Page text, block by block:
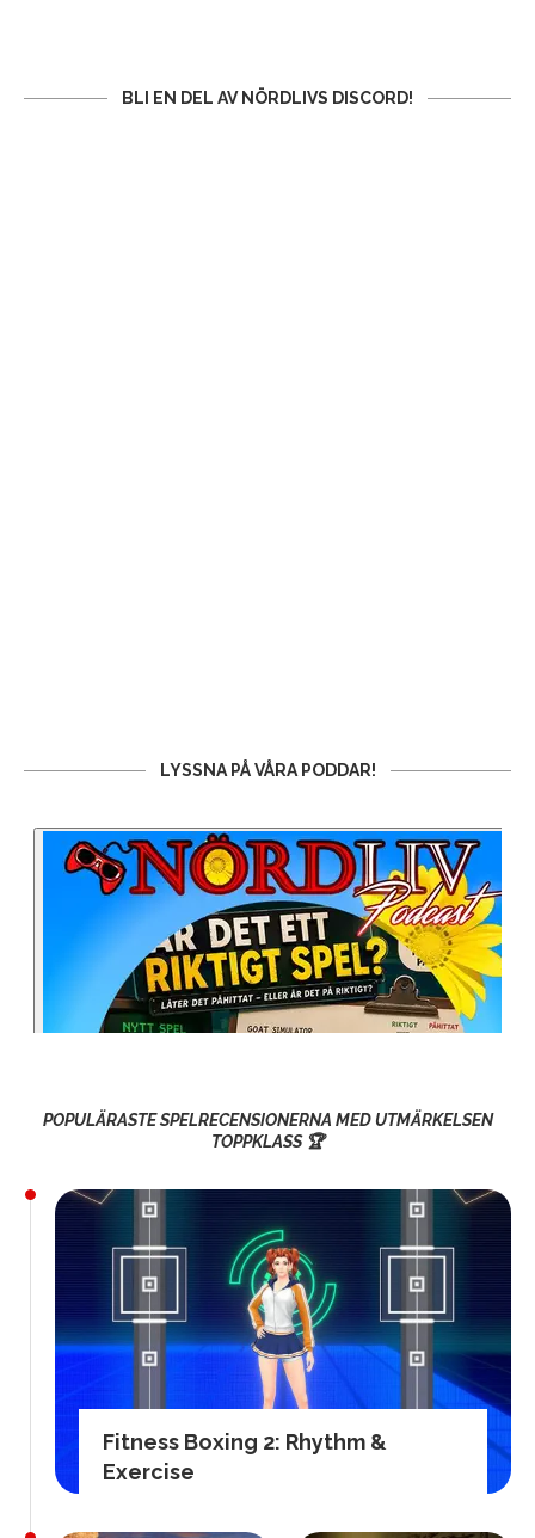
BLI EN DEL AV NÖRDLIVS DISCORD!
LYSSNA PÅ VÅRA PODDAR!
POPULÄRASTE SPELRECENSIONERNA MED UTMÄRKELSEN
TOPPKLASS 🏆
Fitness Boxing 2: Rhythm &
Exercise